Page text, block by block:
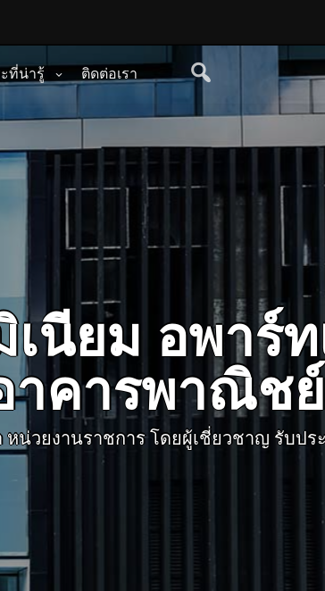
ที่น่ารู้ ติดต่อเรา
นียม อพาร์
าคารพาณิชย์
น่วยงานราชการ โดยผู้เชี่ยวชาญ รับปร